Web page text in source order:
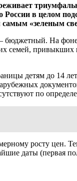
России в целом
самым «зеленым
бюджетный. На
семей, привыкших
детям до 14 лет
по
росту цен.
даты (первая